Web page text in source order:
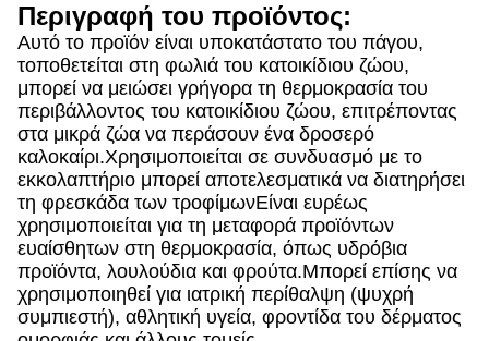
Περιγραφή του προϊόντος:
Αυτό το προϊόν είναι υποκατάστατο του πάγου,
τοποθετείται στη φωλιά του κατοικίδιου ζώου,
μπορεί να μειώσει γρήγορα τη θερμοκρασία του
περιβάλλοντος του κατοικίδιου ζώου, επιτρέποντας
στα μικρά ζώα να περάσουν ένα δροσερό
καλοκαίρι.Χρησιμοποιείται σε συνδυασμό με το
εκκολαπτήριο μπορεί αποτελεσματικά να διατηρήσει
τη φρεσκάδα των τροφίμωνΕίναι ευρέως
χρησιμοποιείται για τη μεταφορά προϊόντων
ευαίσθητων στη θερμοκρασία, όπως υδρόβια
προϊόντα, λουλούδια και φρούτα.Μπορεί επίσης να
χρησιμοποιηθεί για ιατρική περίθαλψη (ψυχρή
συμπιεστή), αθλητική υγεία, φροντίδα του δέρματος